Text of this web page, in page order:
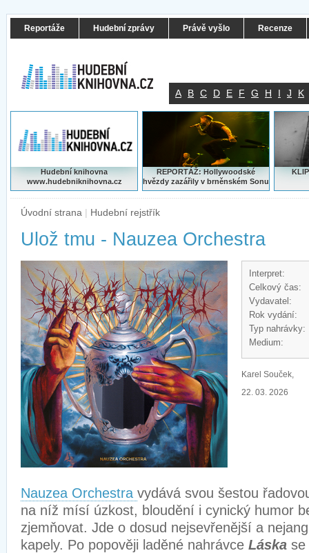
Reportáže Hudební zprávy Právě vyšlo Recenze
A B C D E F G H I J K
Hudební knihovna
www.hudebniknihovna.cz
REPORTÁŽ: Hollywoodské
hvězdy zazářily v brněnském Sonu
Úvodní strana | Hudební rejstřík
Ulož tmu - Nauzea Orchestra
Interpret:
Celkový čas:
Vydavatel:
Rok vydání:
Typ nahrávky:
Medium:
Karel Souček,
22. 03. 2026
Nauzea Orchestra vydává svou šestou
na níž mísí úzkost, bloudění i cynický humor
zjemňovat. Jde o dosud nejsevřenější a
kapely. Po popověji laděné nahrávce Láska se